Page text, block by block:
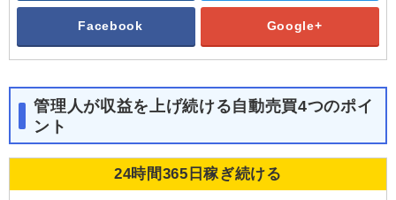
Facebook Google+
管理人が収益を上げ続ける自動売買4つのポイ
ント
24時間365日稼ぎ続ける